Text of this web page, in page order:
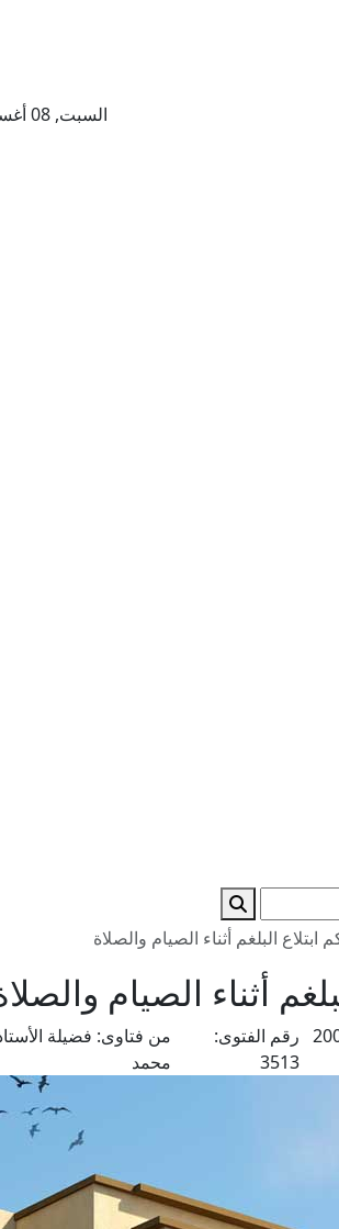
السبت, 08 أغسطس 2026 – 25 صفر 1448 هـ
ابتلاع البلغم أثناء الصيام والصلاة
أثناء الصيام
2003 رقم الفتوى:
3513
من فتاوى: فضيلة
محمد